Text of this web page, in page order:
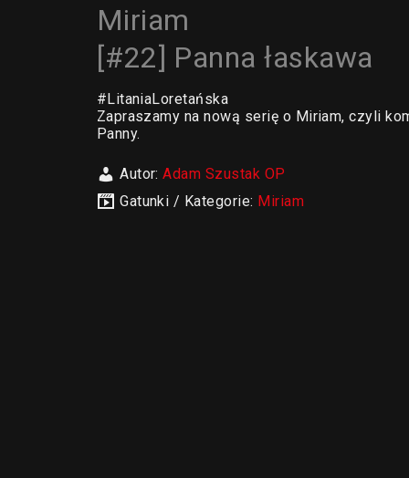
Miriam
[#22] Panna łaskawa
#LitaniaLoretańska
Zapraszamy na nową serię o Miriam, czyli
Panny.
Autor:Adam Szustak OP
Gatunki / Kategorie: Miriam